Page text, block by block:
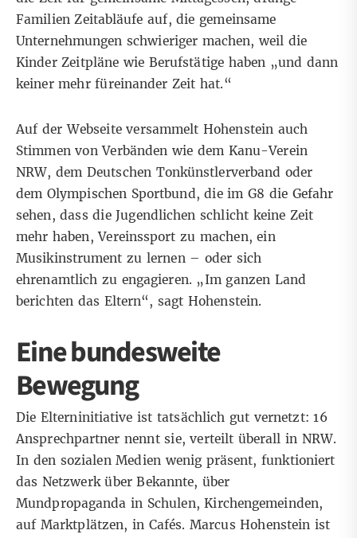
Familien Zeitabläufe auf, die gemeinsame
Unternehmungen schwieriger machen, weil die
Kinder Zeitpläne wie Berufstätige haben „und dann
keiner mehr füreinander Zeit hat.“
Auf der Webseite versammelt Hohenstein auch
Stimmen von Verbänden wie dem Kanu-Verein
NRW, dem Deutschen Tonkünstlerverband oder
dem Olympischen Sportbund, die im G8 die Gefahr
sehen, dass die Jugendlichen schlicht keine Zeit
mehr haben, Vereinssport zu machen, ein
Musikinstrument zu lernen – oder sich
ehrenamtlich zu engagieren. „Im ganzen Land
berichten das Eltern“, sagt Hohenstein.
Eine bundesweite
Bewegung
Die Elterninitiative ist tatsächlich gut vernetzt: 16
Ansprechpartner nennt sie, verteilt überall in NRW.
In den sozialen Medien wenig präsent, funktioniert
das Netzwerk über Bekannte, über
Mundpropaganda in Schulen, Kirchengemeinden,
auf Marktplätzen, in Cafés. Marcus Hohenstein ist